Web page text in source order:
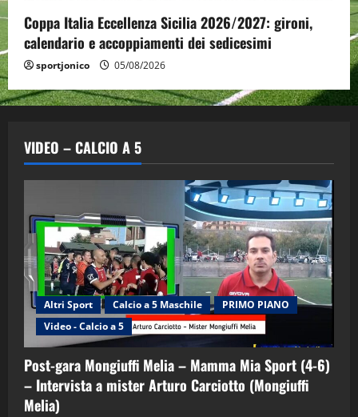
Coppa Italia Eccellenza Sicilia 2026/2027: gironi,
calendario e accoppiamenti dei sedicesimi
sportjonico 05/08/2026
VIDEO – CALCIO A 5
Altri Sport Calcio a 5 Maschile
PRIMO PIANO
Video - Calcio a 5
Post-gara Mongiuffi Melia – Mamma Mia Sport (4-6)
– Intervista a mister Arturo Carciotto (Mongiuffi
Melia)